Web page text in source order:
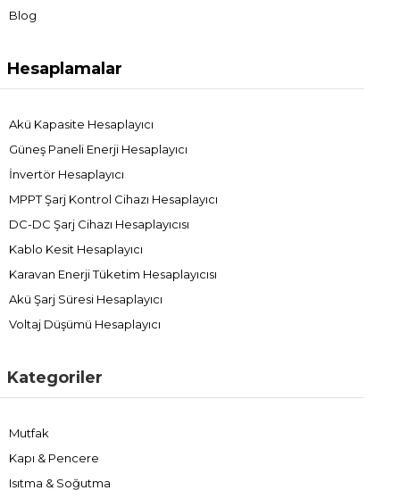
Blog
Hesaplamalar
Akü Kapasite Hesaplayıcı
Güneş Paneli Enerji Hesaplayıcı
İnvertör Hesaplayıcı
MPPT Şarj Kontrol Cihazı Hesaplayıcı
DC-DC Şarj Cihazı Hesaplayıcısı
Kablo Kesit Hesaplayıcı
Karavan Enerji Tüketim Hesaplayıcısı
Akü Şarj Süresi Hesaplayıcı
Voltaj Düşümü Hesaplayıcı
Kategoriler
Mutfak
Kapı & Pencere
Isıtma & Soğutma